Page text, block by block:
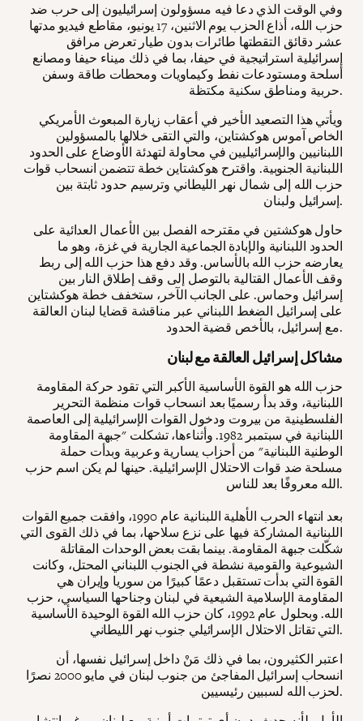
وفي الوقت الذي دعا فيه مسؤولون إسرائيليون إلى حرب ضد
حزب الله، أذاع الحزب يوم الاثنين، 17 يونيو، مقاطع فيديو مدتها
عشر دقائق التقطتها طائرات بدون طيار تعرض مرافق
إسرائيلية استراتيجية في حيفا، بما في ذلك ميناء حيفا ومصانع
أسلحة ومستودعات نفط وكيماويات ومحطات طاقة وسفن
حربية ومناطق سكنية مكتظة.
ويأتي هذا التصعيد الأخير في أعقاب زيارة المبعوث الأمريكي
الخاص آموس هوكشتاين، والتي التقى خلالها بالمسؤولين
اللبنانيين والإسرائيليين في محاولة لتهدئة الأوضاع على الحدود
اللبنانية الجنوبية. واقترح هوكشتاين خطة تتضمن انسحاب قوات
حزب الله إلى شمال نهر الليطاني وترسيم حدود ثابتة بين
إسرائيل ولبنان.
حاول هوكشتين في مقترحه الفصل بين الأعمال العدائية على
الحدود اللبنانية والإبادة الجماعية الجارية في غزة، وهو ما
يعارضه حزب الله بالأساس. وقد دفع هذا حزب الله إلى ربط
وقف الأعمال القتالية بالتوصل إلى وقف إطلاق النار بين
إسرائيل وحماس. على الجانب الآخر، ستخفف خطة هوكشتاين
على إسرائيل الضغط اللبناني عبر مناقشة قضايا لبنان العالقة
مع إسرائيل، بالأخص قضية الحدود.
مشاكل إسرائيل العالقة مع لبنان
حزب الله هو القوة الأساسية الأكبر التي تقود حركة المقاومة
اللبنانية، وقد بدأ رسميًا بعد انسحاب قوات منظمة التحرير
الفلسطينية من بيروت ودخول القوات الإسرائيلية إلى العاصمة
اللبنانية في سبتمبر 1982. وأثناءها، تشكلت "جبهة المقاومة
الوطنية اللبنانية" من أحزاب يسارية وعربية وبدأت حملة
مسلحة ضد قوات الاحتلال الإسرائيلية. حينها لم يكن اسم حزب
الله معروفًا بعد للناس.
بعد انتهاء الحرب الأهلية اللبنانية عام 1990، وافقت جميع القوات
اللبنانية المشاركة فيها على نزع سلاحها، بما في ذلك القوى التي
شكّلت جبهة المقاومة. بينما بقت بعض الوحدات المقاتلة
الشيوعية والقومية نشطة في الجنوب اللبناني المحتل، وكانت
القوة التي بدأت تستقبل دعمًا كبيرًا من سوريا وإيران هي
المقاومة الإسلامية الشيعية في لبنان وجناحها السياسي، حزب
الله. وبحلول عام 1992، كان حزب الله القوة الوحيدة الأساسية
التي تقاتل الاحتلال الإسرائيلي جنوب نهر الليطاني.
اعتبر الكثيرون، بما في ذلك مَنْ داخل إسرائيل نفسها، أن
انسحاب إسرائيل المفاجئ من جنوب لبنان في مايو 2000 نصرًا
لحزب الله لسببين رئيسيين.